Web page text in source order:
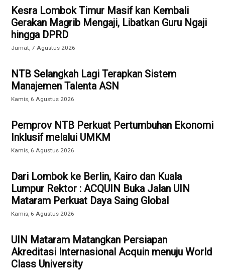
Kesra Lombok Timur Masif kan Kembali
Gerakan Magrib Mengaji, Libatkan Guru Ngaji
hingga DPRD
Jumat, 7 Agustus 2026
NTB Selangkah Lagi Terapkan Sistem
Manajemen Talenta ASN
Kamis, 6 Agustus 2026
Pemprov NTB Perkuat Pertumbuhan Ekonomi
Inklusif melalui UMKM
Kamis, 6 Agustus 2026
Dari Lombok ke Berlin, Kairo dan Kuala
Lumpur Rektor : ACQUIN Buka Jalan UIN
Mataram Perkuat Daya Saing Global
Kamis, 6 Agustus 2026
UIN Mataram Matangkan Persiapan
Akreditasi Internasional Acquin menuju World
Class University